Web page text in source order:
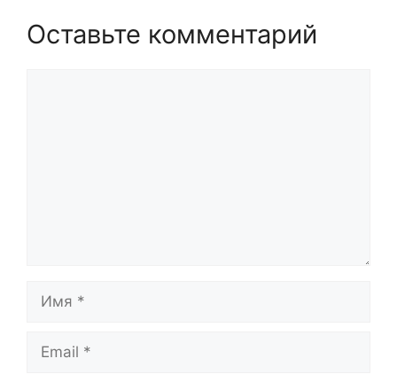
Оставьте комментарий
Имя
Email